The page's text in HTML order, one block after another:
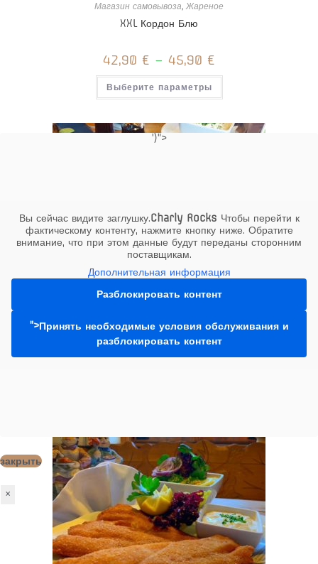
Магазин самовывоза, Жареное
XXL Кордон Блю
42,90 € – 45,90 €
Выберите параметры
Этот
имеет
Опции
Магазин самовывоза
28,90€–29,90€
можно
выбрать
странице
товара.
')">
Вы сейчас видите заглушку.Charly Rocks Чтобы перейти к
фактическому контенту, нажмите кнопку ниже. Обратите
внимание, что при этом данные будут переданы сторонним
поставщикам.
Дополнительная информация
Разблокировать контент
">Принять необходимые условия обслуживания и
разблокировать контент
закрыть
×